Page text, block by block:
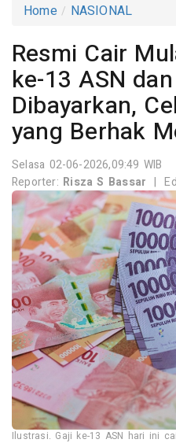
Home NASIONAL
Resmi Cair
ke-13 ASN
Dibayarkan,
yang Berhak
Selasa 02-06-2026,09:49 WIB
Reporter: Risza S Bassar |
Ilustrasi. Gaji ke-13 ASN hari ini